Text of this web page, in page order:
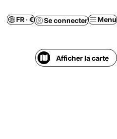
FR · € Se connecter Menu
Afficher la carte